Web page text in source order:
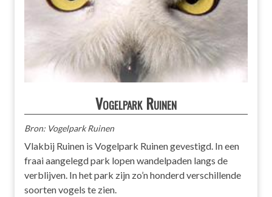
Vogelpark Ruinen
Bron: Vogelpark Ruinen
Vlakbij Ruinen is Vogelpark Ruinen gevestigd. In een
fraai aangelegd park lopen wandelpaden langs de
verblijven. In het park zijn zo’n honderd verschillende
soorten vogels te zien.